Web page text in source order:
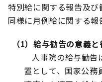
特別給に関する報告及び
同様に月例給に関する報
（1）給与勧告の意義
人事院の給与勧告
置として、国家公務